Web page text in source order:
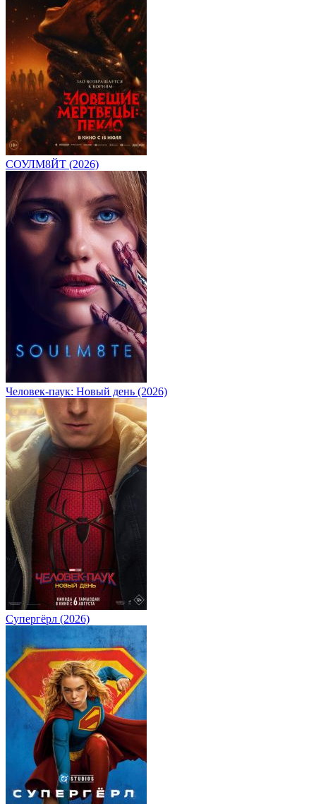
СОУЛМ8ЙТ (2026)
Человек-паук: Новый день (2026)
Супергёрл (2026)